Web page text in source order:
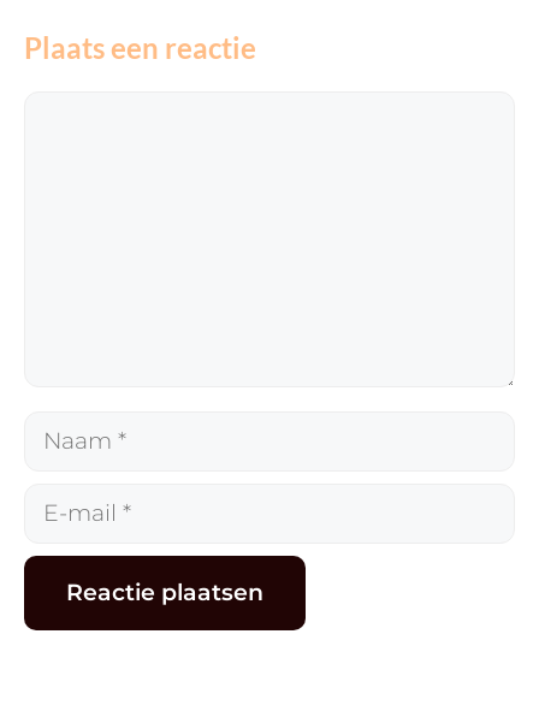
Plaats een reactie
Naam
E-